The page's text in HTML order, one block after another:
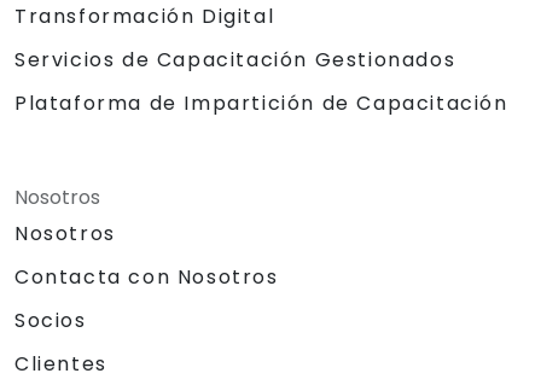
Transformación Digital
Servicios de Capacitación Gestionados
Plataforma de Impartición de Capacitación
Nosotros
Nosotros
Contacta con Nosotros
Socios
Clientes